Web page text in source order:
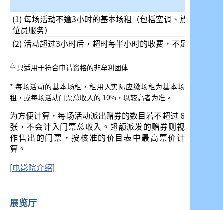
(1) 每场活动不逾3小时的基本场租（包括空调、放映、音响
位员服务）
(2) 活动超过3小时后，超时每半小时的收费，不足半小时亦
△ 只适用于符合申请资格的非牟利团体
* 每场活动的基本场租，租用人实际应缴场租为基本场
租，或每场活动门票总收入的 10%，以较高者为准。
为方便计算，每场活动派出赠券的数目若不超过 6
张，不会计入门票总收入。超额派发的赠券则视
作售出的门票，按核准的价目表中最高票价计
算。
[电影院介绍]
展览厅